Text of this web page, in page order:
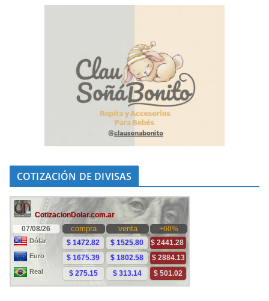
COTIZACIÓN DE DIVISAS